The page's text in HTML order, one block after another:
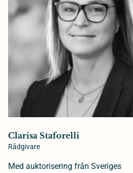
Clarisa Staforelli
Rådgivare
Med auktorisering från Sveriges